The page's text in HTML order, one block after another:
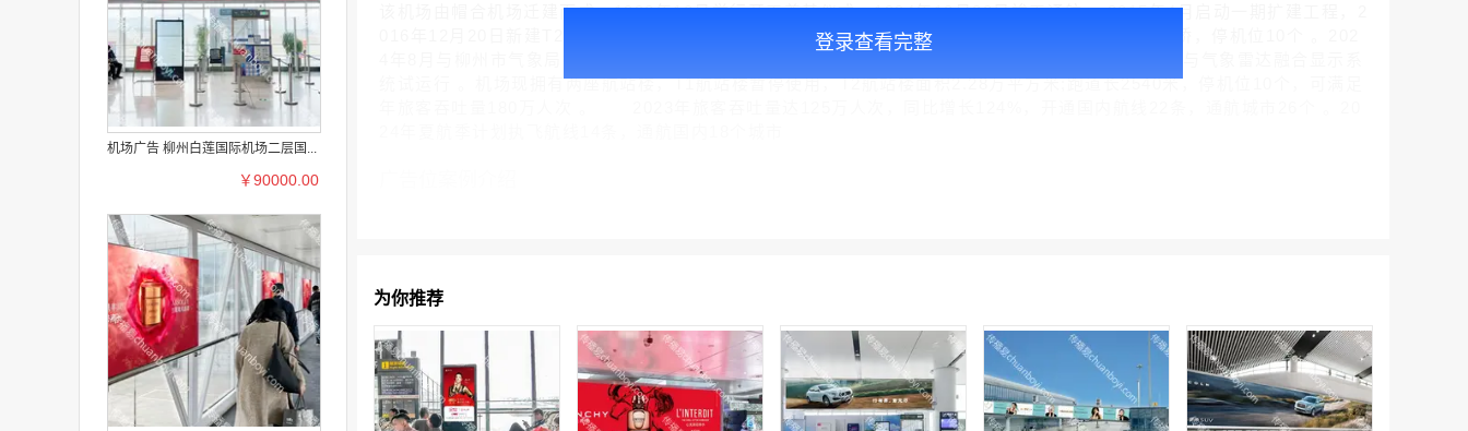
机场广告 柳州白莲国际机场二层国...
￥90000.00
该机场由帽合机场迁建而成，1992年10月举行开工奠基仪式，1994年12月28日竣工通航 。2015年4月启动一期扩建工程，2
016年12月20日新建T2航站楼正式启用，总投资7.4亿元，总建筑面积22840平方米，新增6个登机廊桥，停机位10个 。202
统试运行 。机场现拥有两座航站楼，T1航站楼暂停使用，T2航站楼面积2.28万平方米;跑道长2540米，停机位10个，可满足
登录查看完整
为你推荐